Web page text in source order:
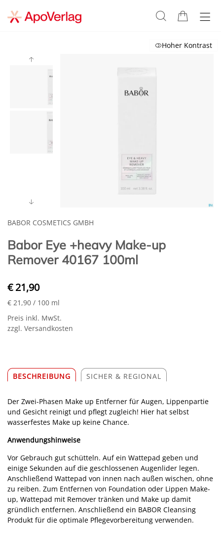
Hoher Kontrast
BABOR COSMETICS GMBH
Babor Eye +heavy Make-up
Remover 40167 100ml
€ 21,90
€ 21,90 / 100 ml
Preis inkl. MwSt.
zzgl. Versandkosten
BESCHREIBUNG SICHER & REGIONAL
Der Zwei-Phasen Make up Entferner für Augen, Lippenpartie
und Gesicht reinigt und pflegt zugleich! Hier hat selbst
wasserfestes Make up keine Chance.
Anwendungshinweise
Vor Gebrauch gut schütteln. Auf ein Wattepad geben und
einige Sekunden auf die geschlossenen Augenlider legen.
Anschließend Wattepad von innen nach außen wischen, ohne
zu reiben. Zum Entfernen von Foundation oder Lippen Make-
up, Wattepad mit Remover tränken und Make up damit
gründlich entfernen. Anschließend ein BABOR Cleansing
Produkt für die optimale Pflegevorbereitung verwenden.